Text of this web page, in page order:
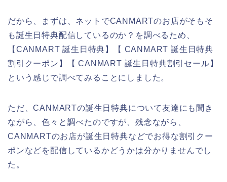
だから、まずは、ネットでCANMARTのお店がそもそ
も誕生日特典配信しているのか？を調べるため、
【CANMART 誕生日特典】【 CANMART 誕生日特典
割引クーポン】【 CANMART 誕生日特典割引セール】
という感じで調べてみることにしました。
ただ、CANMARTの誕生日特典について友達にも聞き
ながら、色々と調べたのですが、残念ながら、
CANMARTのお店が誕生日特典などでお得な割引クー
ポンなどを配信しているかどうかは分かりませんでし
た。